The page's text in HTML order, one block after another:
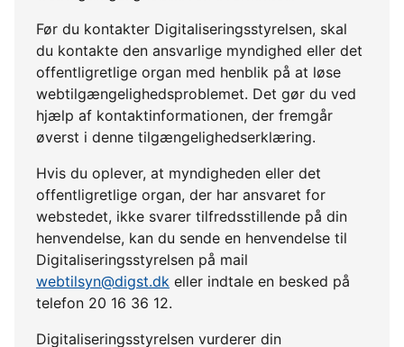
Før du kontakter Digitaliseringsstyrelsen, skal
du kontakte den ansvarlige myndighed eller det
offentligretlige organ med henblik på at løse
webtilgængelighedsproblemet. Det gør du ved
hjælp af kontaktinformationen, der fremgår
øverst i denne tilgængelighedserklæring.
Hvis du oplever, at myndigheden eller det
offentligretlige organ, der har ansvaret for
webstedet, ikke svarer tilfredsstillende på din
henvendelse, kan du sende en henvendelse til
Digitaliseringsstyrelsen på mail
webtilsyn@digst.dk eller indtale en besked på
telefon 20 16 36 12.
Digitaliseringsstyrelsen vurderer din